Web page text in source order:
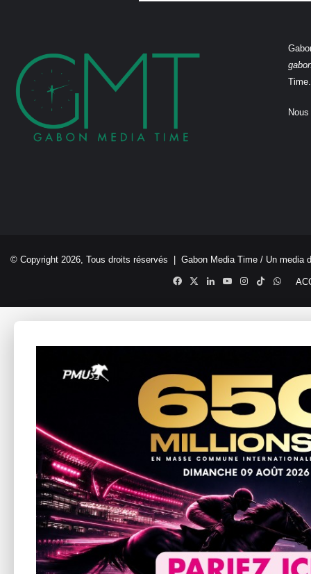
Time.
© Copyright 2026, Tous droits réservés | Gabon Media Time / Un media
Facebook
X LinkedinYouTubeInstagram
TikTok